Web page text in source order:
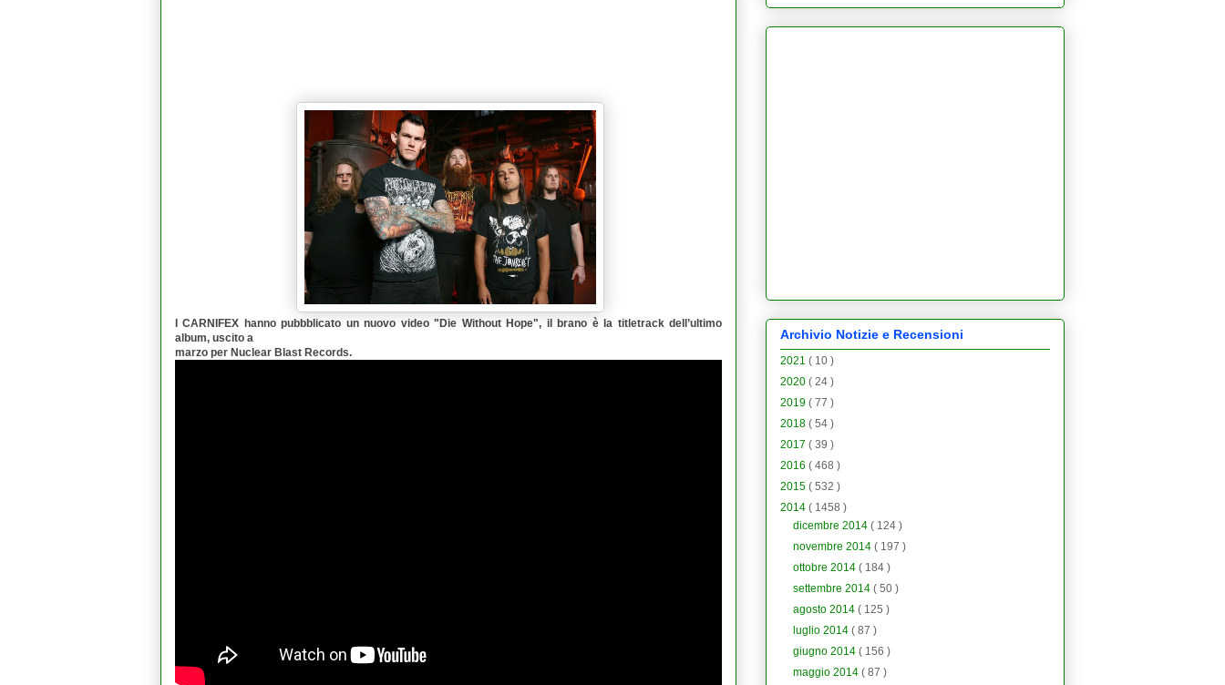
ICARNIFEX hanno pubbblicato un nuovo video " Die Without Hope", il brano è la titletrack dell’ultimo
album, uscito a
marzo per Nuclear Blast Records.
Archivio Notizie e Recensioni
2021 ( 10 )
2020 ( 24 )
2019 ( 77 )
2018 ( 54 )
2017 ( 39 )
2016 ( 468 )
2015 ( 532 )
2014 ( 1458 )
dicembre 2014( 124 )
novembre 2014( 197 )
ottobre 2014( 184 )
settembre 2014( 50 )
agosto 2014( 125 )
luglio 2014( 87 )
giugno 2014( 156 )
maggio 2014( 87 )